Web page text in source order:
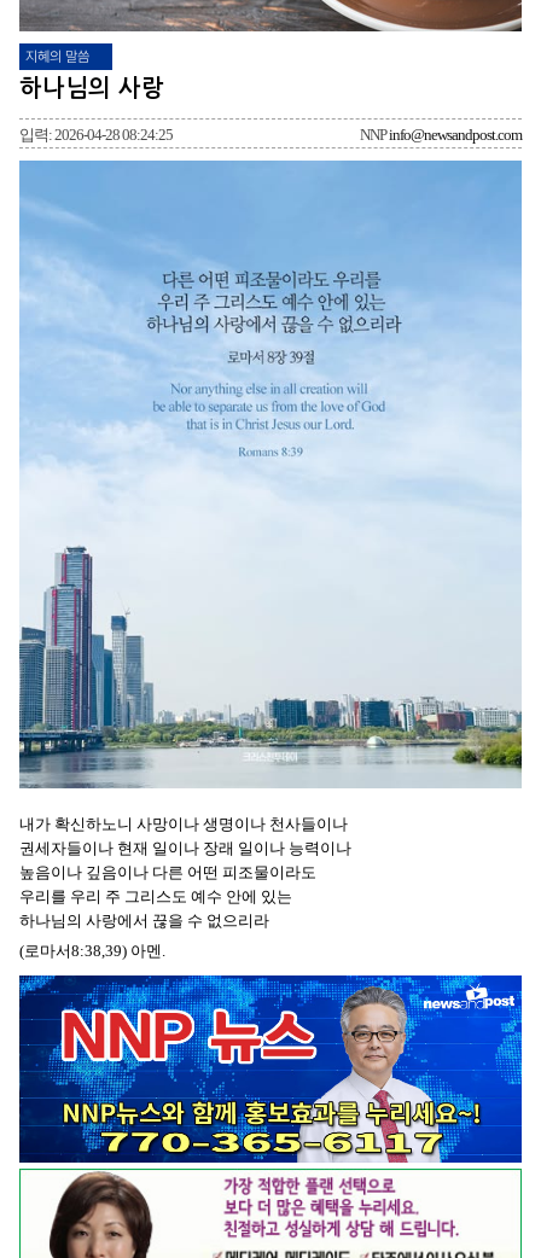
지혜의 말씀
하나님의 사랑
입력: 2026-04-28 08:24:25 NNPinfo@newsandpost.com
내가 확신하노니 사망이나 생명이나 천사들이나
권세자들이나 현재 일이나 장래 일이나 능력이나
높음이나 깊음이나 다른 어떤 피조물이라도
우리를 우리 주 그리스도 예수 안에 있는
하나님의 사랑에서 끊을 수 없으리라
(로마서8:38,39) 아멘.